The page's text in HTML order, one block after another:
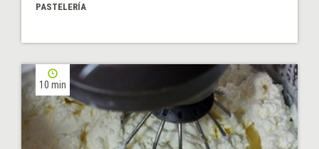
PASTELERÍA
10 min